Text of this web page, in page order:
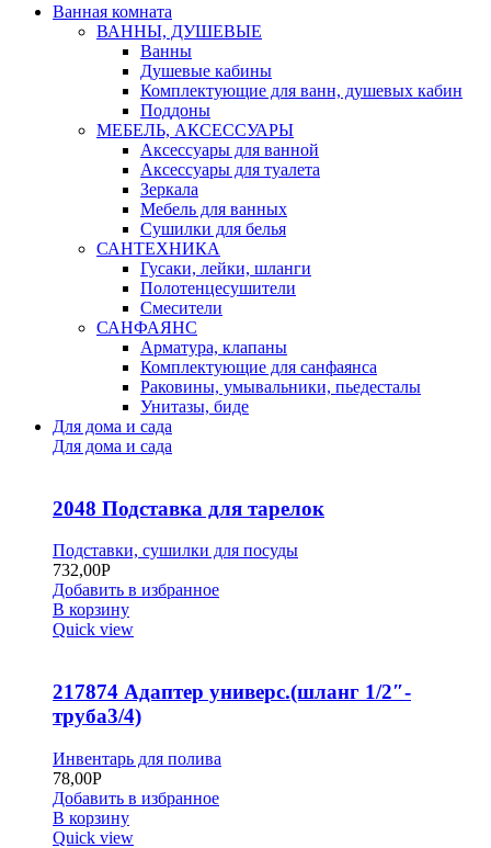
Ванная комната
ВАННЫ, ДУШЕВЫЕ
Ванны
Душевые кабины
Комплектующие для ванн, душевых кабин
Поддоны
МЕБЕЛЬ, АКСЕССУАРЫ
Аксессуары для ванной
Аксессуары для туалета
Зеркала
Мебель для ванных
Сушилки для белья
САНТЕХНИКА
Гусаки, лейки, шланги
Полотенцесушители
Смесители
САНФАЯНС
Арматура, клапаны
Комплектующие для санфаянса
Раковины, умывальники, пьедесталы
Унитазы, биде
Для дома и сада
Для дома и сада
2048 Подставка для тарелок
Подставки, сушилки для посуды
732,00Р
Добавить в избранное
В корзину
Quick view
217874 Адаптер универс.(шланг 1/2″-
труба3/4)
Инвентарь для полива
78,00Р
Добавить в избранное
В корзину
Quick view